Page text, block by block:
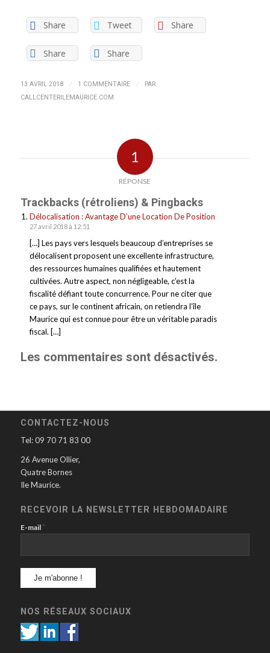
Share Tweet Share
Share Share
13 AVRIL 2018 / 1 COMMENTAIRE /
PAR
CALLCENTERILEMAURICE.COM
1
RÉPONSE
Trackbacks (rétroliens) & Pingbacks
Délocalisation : Avantage D’une Location De Position
27 avril 2018 à 12:51
[…] Les pays vers lesquels beaucoup d’entreprises se
délocalisent proposent une excellente infrastructure,
des ressources humaines qualifiées et hautement
cultivées. Autre aspect, non négligeable, c’est la
fiscalité défiant toute concurrence. Pour ne citer que
ce pays, sur le continent africain, on retiendra l’île
Maurice qui est connue pour être un véritable paradis
fiscal. […]
Les commentaires sont désactivés.
CONTACTEZ-NOUS
Tel: 09 70 71 83 00
26 Avenue Ollier,
Quatre Bornes
Ile Maurice.
RECEVOIR LA NEWSLETTER HEBDOMADAIRE
E-mail *
NOS RÉSEAUX SOCIAUX